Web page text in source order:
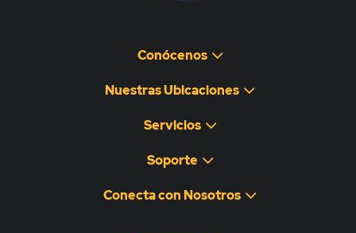
Conócenos
Nuestras Ubicaciones
Servicios
Soporte
Conecta con Nosotros